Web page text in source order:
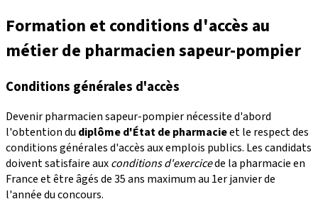
Formation et conditions d'accès au
métier de pharmacien sapeur-pompier
Conditions générales d'accès
Devenir pharmacien sapeur-pompier nécessite d'abord
l'obtention du diplôme d'État de pharmacieet le respect des
conditions générales d'accès aux emplois publics. Les candidats
doivent satisfaire auxconditions d'exercicede la pharmacie en
France et être âgés de 35 ans maximum au 1er janvier de
l'année du concours.